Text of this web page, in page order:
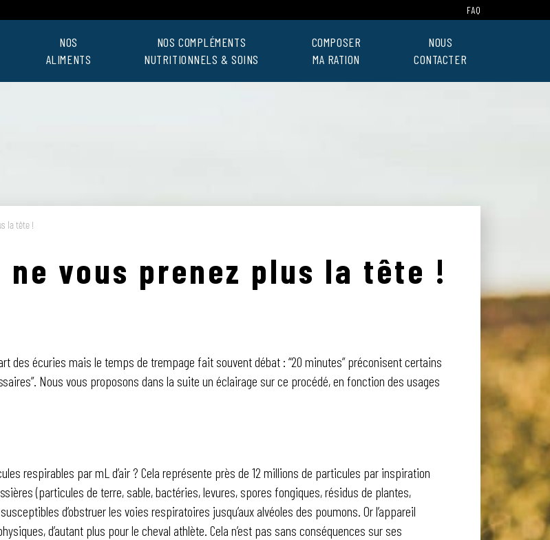
FAQ
NOS
ALIMENTS
NOS COMPLÉMENTS
NUTRITIONNELS & SOINS
COMPOSER
MA RATION
NOUS
CONTACTER
la tête !
vous prenez plus la tête !
des écuries mais le temps de trempage fait souvent débat : “20 minutes” préconisent certains
Nous vous proposons dans la suite un éclairage sur ce procédé, en fonction des usages
respirables par mL d’air ? Cela représente près de 12 millions de particules par inspiration
(particules de terre, sable, bactéries, levures, spores fongiques, résidus de plantes,
d’obstruer les voies respiratoires jusqu’aux alvéoles des poumons. Or l’appareil
d’autant plus pour le cheval athlète. Cela n’est pas sans conséquences sur ses